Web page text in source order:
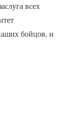
всех
бойцов, и